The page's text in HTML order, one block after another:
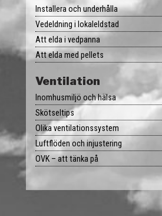
Om oss
Kontakt
Installera och underhålla
Vedeldning i lokaleldstad
Att elda i vedpanna
Att elda med pellets
Ventilation
Inomhusmiljö och hälsa
Skötseltips
Olika ventilationssystem
Luftflöden och injustering
OVK – att tänka på